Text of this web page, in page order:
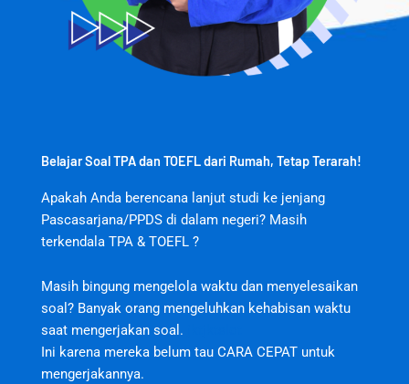
Belajar Soal TPA dan TOEFL dari Rumah, Tetap Terarah!
Apakah Anda berencana lanjut studi ke jenjang
Pascasarjana/PPDS di dalam negeri? Masih
terkendala TPA & TOEFL ?
Masih bingung mengelola waktu dan menyelesaikan
soal? Banyak orang mengeluhkan kehabisan waktu
saat mengerjakan soal.
Ini karena mereka belum tau CARA CEPAT untuk
mengerjakannya.